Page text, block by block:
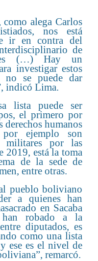
como alega Carlos
nos está
ir en contra del
de
(…) Hay un
investigar estos
no se puede dar
indicó Lima.
lista puede ser
el primero por
derechos humanos
ejemplo son
militares por las
2019, está la toma
de la sede de
entre otras.
pueblo boliviano
a quienes han
en Sacaba
robado a la
diputados, es
como una lista
ese es el nivel de
remarcó.